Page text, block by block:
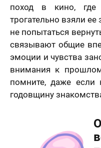
поход в кино,
трогательно взяли
не попытаться
связывают общие
эмоции и чувства
внимания к
помните, даже
годовщину